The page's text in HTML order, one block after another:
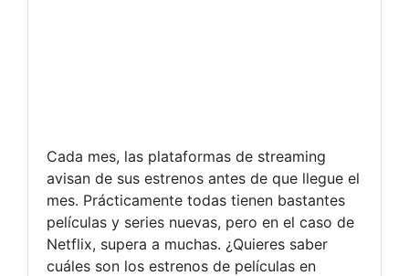
Cada mes, las plataformas de streaming
avisan de sus estrenos antes de que llegue el
mes. Prácticamente todas tienen bastantes
películas y series nuevas, pero en el caso de
Netflix, supera a muchas. ¿Quieres saber
cuáles son los estrenos de películas en